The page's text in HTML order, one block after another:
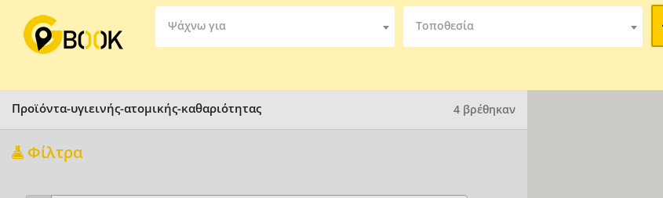
Ψάχνω για Τοποθεσία
Προϊόντα-υγιεινής-ατομικής-καθαριότητας 4 βρέθηκαν
Φίλτρα